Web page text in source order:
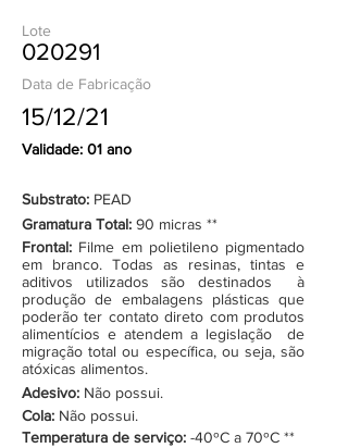
Lote
020291
Data de Fabricação
15/12/21
Validade: 01 ano
Substrato: PEAD
Gramatura Total: 90 micras **
Frontal: Filme em polietileno pigmentado
em branco. Todas as resinas, tintas e
aditivos utilizados são destinados à
produção de embalagens plásticas que
poderão ter contato direto com produtos
alimentícios e atendem a legislação de
migração total ou específica, ou seja, são
atóxicas alimentos.
Adesivo: Não possui.
Cola: Não possui.
Temperatura de serviço: -40ºC a 70ºC **